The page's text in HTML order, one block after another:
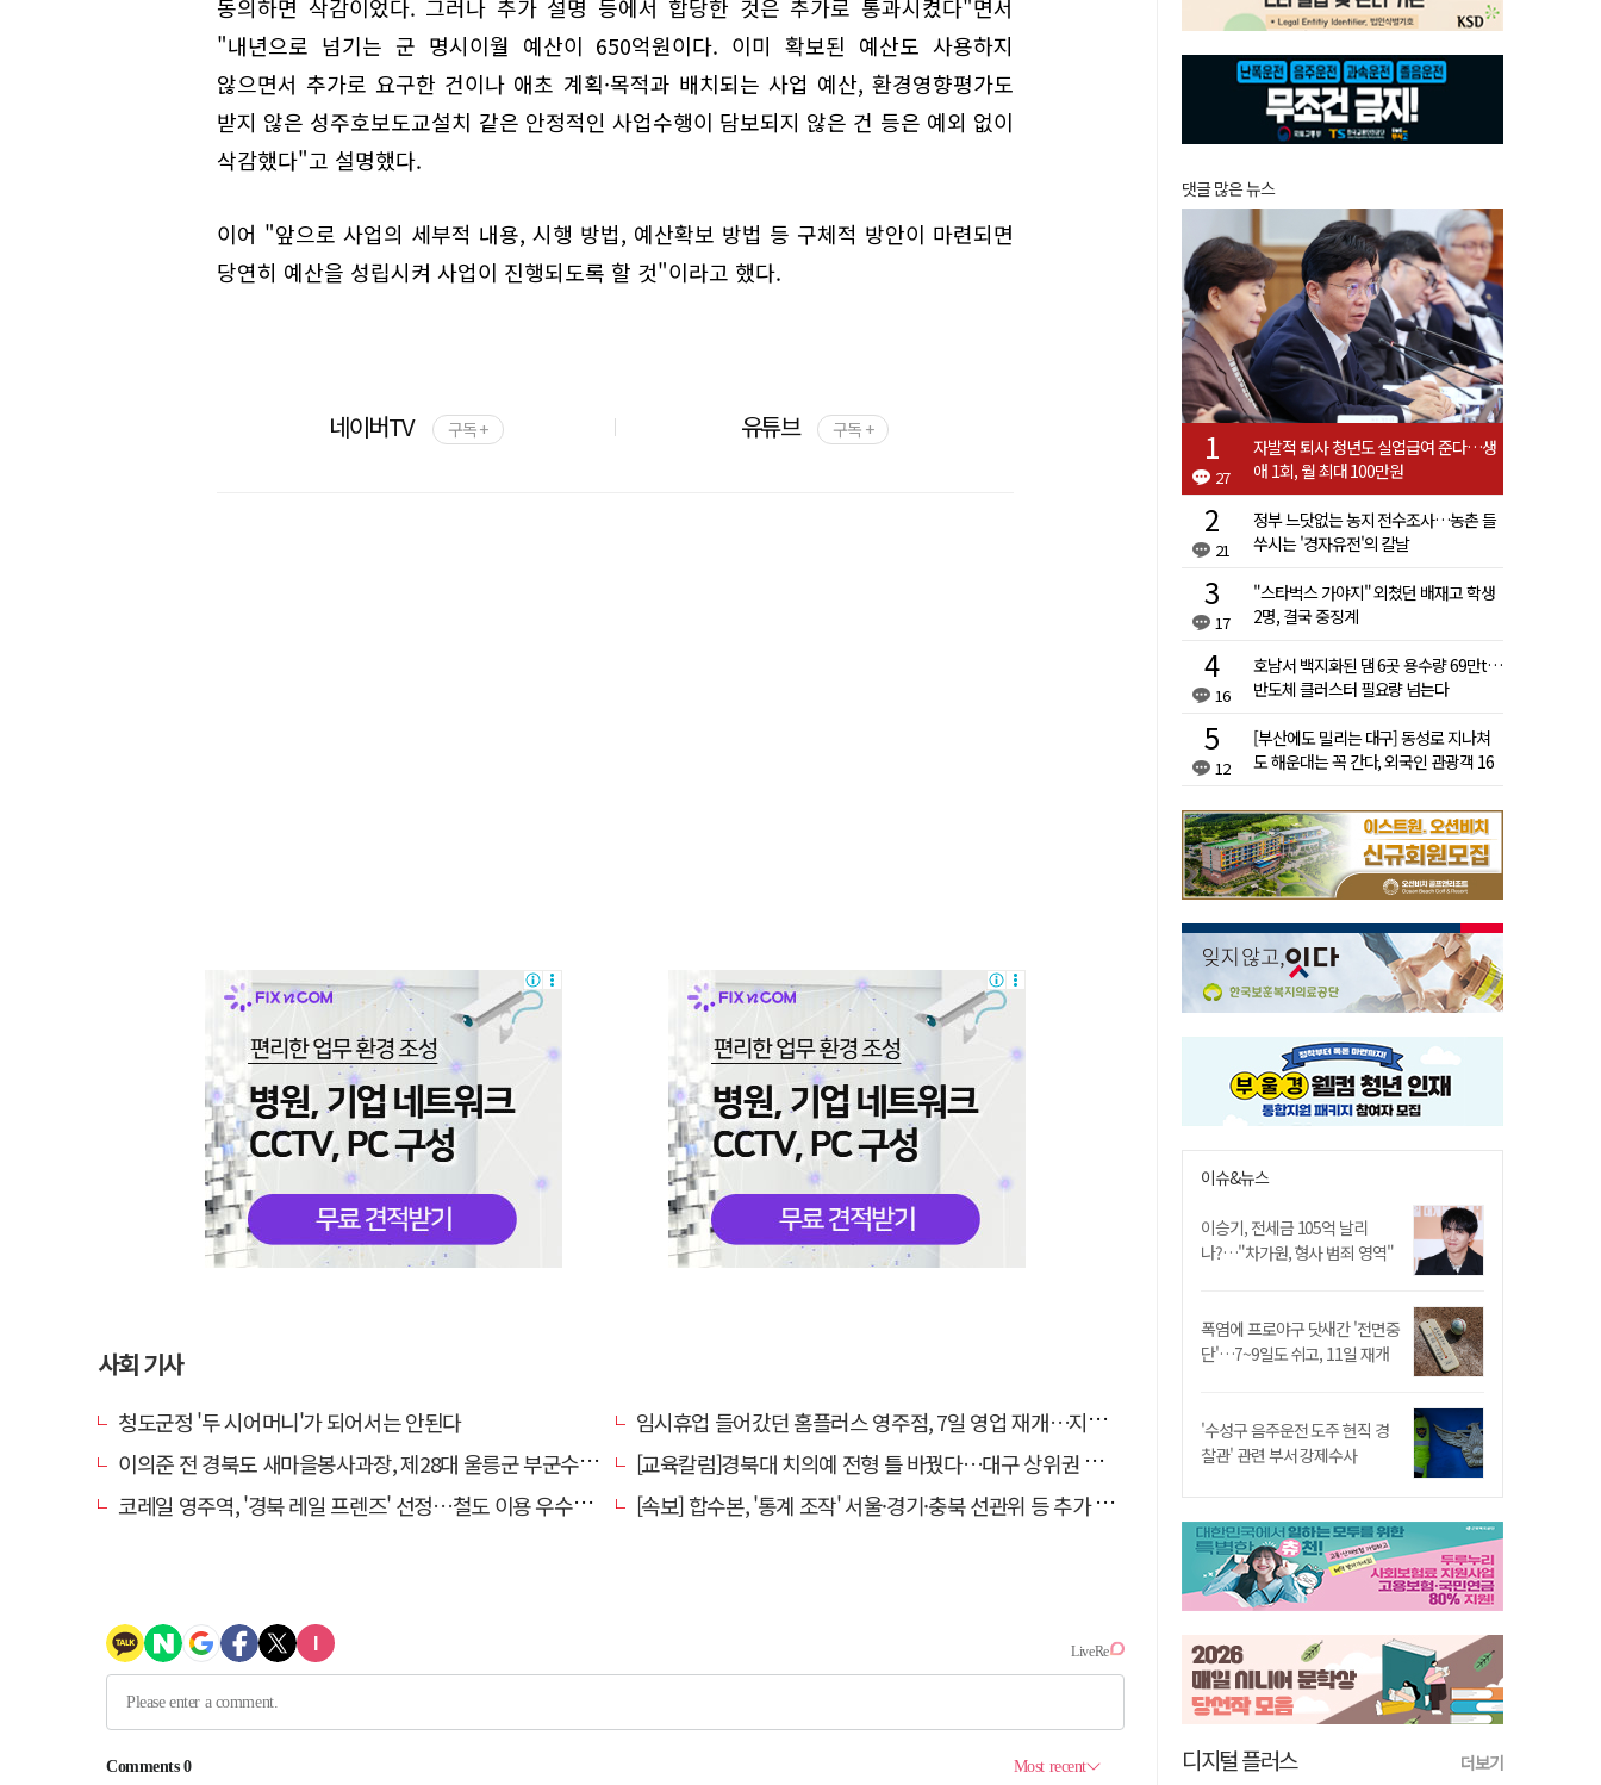
동의하면 삭감이었다. 그러나 추가 설명 등에서 합당한 것은 추가로 통과시켰다"면서
"내년으로 넘기는 군 명시이월 예산이 650억원이다. 이미 확보된 예산도 사용하지
않으면서 추가로 요구한 건이나 애초 계획·목적과 배치되는 사업 예산, 환경영향평가도
받지 않은 성주호보도교설치 같은 안정적인 사업수행이 담보되지 않은 건 등은 예외 없이
삭감했다"고 설명했다.
이어 "앞으로 사업의 세부적 내용, 시행 방법, 예산확보 방법 등 구체적 방안이 마련되면
당연히 예산을 성립시켜 사업이 진행되도록 할 것"이라고 했다.
네이버TV 구독 + 유튜브 구독 +
사회 기사
청도군정 '두 시어머니'가 되어서는 안된다
임시휴업 들어갔던 홈플러스 영주점, 7일 영업 재개…지하 1층만 운영
이의준 전 경북도 새마을봉사과장, 제28대 울릉군 부군수 취임
[교육칼럼]경북대 치의예 전형 틀 바꿨다…대구 상위권 수시 지원 전략 '격랑' 속으로
코레일 영주역, '경북 레일 프렌즈' 선정…철도 이용 우수고객 감사 행사 마련
[속보] 합수본, '통계 조작' 서울·경기·충북 선관위 등 추가 압수수색
댓글 많은 뉴스
27
자발적 퇴사 청년도 실업급여 준다…생
애 1회, 월 최대 100만원
21
정부 느닷없는 농지 전수조사…농촌 들
쑤시는 '경자유전'의 칼날
17
"스타벅스 가야지" 외쳤던 배재고 학생
2명, 결국 중징계
16
호남서 백지화된 댐 6곳 용수량 69만t…
반도체 클러스터 필요량 넘는다
12
[부산에도 밀리는 대구] 동성로 지나쳐
도 해운대는 꼭 간다, 외국인 관광객 16
이슈&뉴스
이승기, 전세금 105억 날리
나?…"차가원, 형사 범죄 영역"
폭염에 프로야구 닷새간 '전면중
단'…7~9일도 쉬고, 11일 재개
'수성구 음주운전 도주 현직 경
찰관' 관련 부서 강제수사
디지털 플러스 더보기